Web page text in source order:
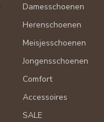
Damesschoenen
Herenschoenen
Meisjesschoenen
Jongensschoenen
Comfort
Accessoires
SALE